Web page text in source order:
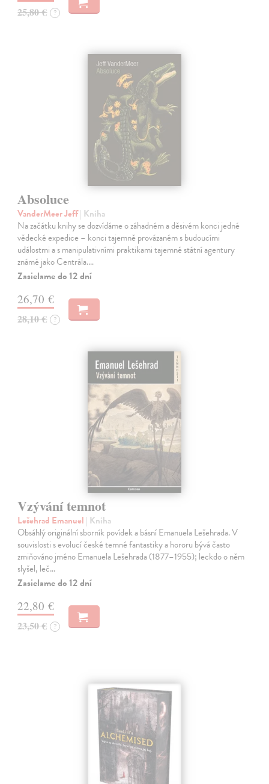
25,80 € ?
Absoluce
VanderMeer Jeff| Kniha
Na začátku knihy se dozvídáme o záhadném a děsivém konci jedné
vědecké expedice – konci tajemně provázaném s budoucími
událostmi a s manipulativními praktikami tajemné státní agentury
známé jako Centrála.…
Zasielame do 12 dní
26,70 €
28,10 € ?
Vzývání temnot
Lešehrad Emanuel | Kniha
Obsáhlý originální sborník povídek a básní Emanuela Lešehrada. V
souvislosti s evolucí české temné fantastiky a hororu bývá často
zmiňováno jméno Emanuela Lešehrada (1877–1955); leckdo o něm
slyšel, leč…
Zasielame do 12 dní
22,80 €
23,50 € ?